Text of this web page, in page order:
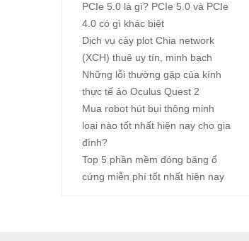
PCIe 5.0 là gì? PCIe 5.0 và PCIe
4.0 có gì khác biệt
Dịch vụ cày plot Chia network
(XCH) thuê uy tín, minh bạch
Những lỗi thường gặp của kính
thực tế ảo Oculus Quest 2
Mua robot hút bụi thông minh
loại nào tốt nhất hiện nay cho gia
đình?
Top 5 phần mềm đóng băng ổ
cứng miễn phí tốt nhất hiện nay